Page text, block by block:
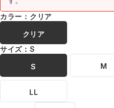
カラー：クリア
クリア
サイズ：S
S M
LL